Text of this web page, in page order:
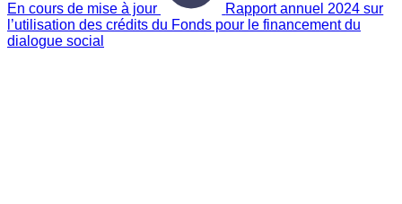
En cours de mise à jour
Rapport annuel 2024 sur
l’utilisation des crédits du Fonds pour le financement du
dialogue social